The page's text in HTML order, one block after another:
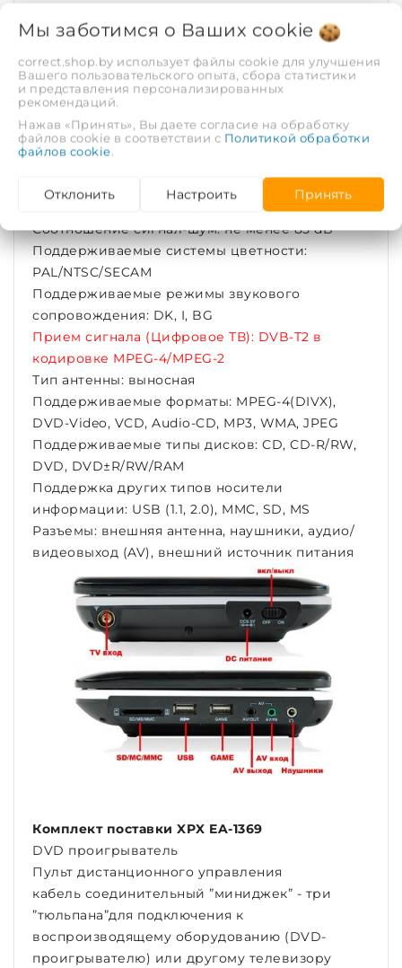
Контрастность: 400:1
Яркость: 300 cd/m2
Видео ЦАП (цифрово-аналоговый
преобразователь): 108 МГц / 12 бит
Аудио ЦАП (цифрово-аналоговый
преобразователь): 196 кГц / 24 бит
декодер: 2 канала
Встроенный DTS ® декодер: 2 канала
Соотношение сигнал-шум: не менее 85 dB
Поддерживаемые системы цветности:
PAL/NTSC/SECAM
Поддерживаемые режимы звукового
сопровождения: DK, I, BG
Прием сигнала (Цифровое ТВ): DVB-T2 в
кодировке MPEG-4/MPEG-2
Тип антенны: выносная
Поддерживаемые форматы: MPEG-4(DIVX),
DVD-Video, VCD, Audio-CD, MP3, WMA, JPEG
Поддерживаемые типы дисков: CD, CD-R/RW,
DVD, DVD±R/RW/RAM
Поддержка других типов носители
информации: USB (1.1, 2.0), MMC, SD, MS
Разъемы: внешняя антенна, наушники, аудио/
видеовыход (AV), внешний источник питания
Комплект поставки XPX EA-1369
DVD проигрыватель
Пульт дистанционного управления
кабель соединительный ”миниджек” - три
”тюльпана”для подключения к
воспроизводящему оборудованию (DVD-
проигрывателю) или другому телевизору
Мы заботимся о Ваших cookie
correct.shop.by использует файлы cookie для улучшения
Вашего пользовательского опыта, сбора статистики
и представления персонализированных
рекомендаций.
Нажав «Принять», Вы даете согласие на обработку
файлов cookie в соответствии с Политикой обработки
файлов cookie.
Отклонить Настроить Принять